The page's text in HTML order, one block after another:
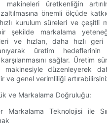
makineleri üretkenliğin
önemli ölçüde
kurulum süreleri ve çeşitli
şekilde markalama
ve hızları, daha hızlı
üretim
sağlar. Üretim
makinesiyle düzenleyerek
ve genel verimliliği
ve Markalama Doğruluğu:
Markalama Teknolojisi ile